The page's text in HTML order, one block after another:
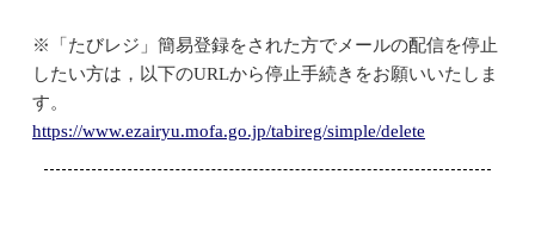
※「たびレジ」簡易登録をされた方でメールの配信を停止
したい方は，以下のURLから停止手続きをお願いいたしま
す。
https://www.ezairyu.mofa.go.jp/tabireg/simple/delete